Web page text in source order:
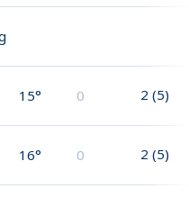
15° 0 2 (5)
16° 0 2 (5)